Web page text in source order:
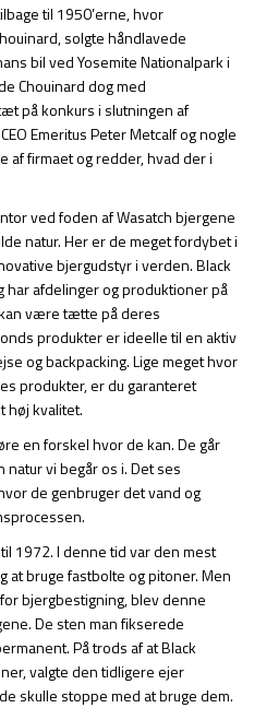
til 1950’erne, hvor
solgte håndlavede
bil ved Yosemite Nationalpark i
Chouinard dog med
på konkurs i slutningen af
Emeritus Peter Metcalf og nogle
firmaet og redder, hvad der i
ved foden af Wasatch bjergene
natur. Her er de meget fordybet i
bjergudstyr i verden. Black
afdelinger og produktioner på
være tætte på deres
produkter er ideelle til en aktiv
og backpacking. Lige meget hvor
produkter, er du garanteret
høj kvalitet.
en forskel hvor de kan. De går
vi begår os i. Det ses
de genbruger det vand og
1972. I denne tid var den mest
bruge fastbolte og pitoner. Men
bjergbestigning, blev denne
De sten man fikserede
På trods af at Black
valgte den tidligere ejer
skulle stoppe med at bruge dem.